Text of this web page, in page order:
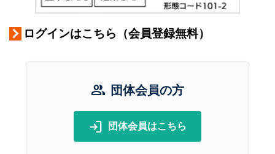
ログインはこちら（会員登録無料）
group 団体会員の方
login 団体会員はこちら